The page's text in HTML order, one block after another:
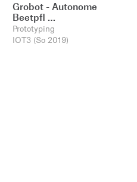
Grobot - Autonome
Beetpfl …
Prototyping
IOT3 (So 2019)